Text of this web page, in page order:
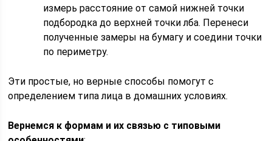
измерь расстояние от самой нижней точки
подбородка до верхней точки лба. Перенеси
полученные замеры на бумагу и соедини точки
по периметру.
Эти простые, но верные способы помогут с
определением типа лица в домашних условиях.
Вернемся к формам и их связью с типовыми